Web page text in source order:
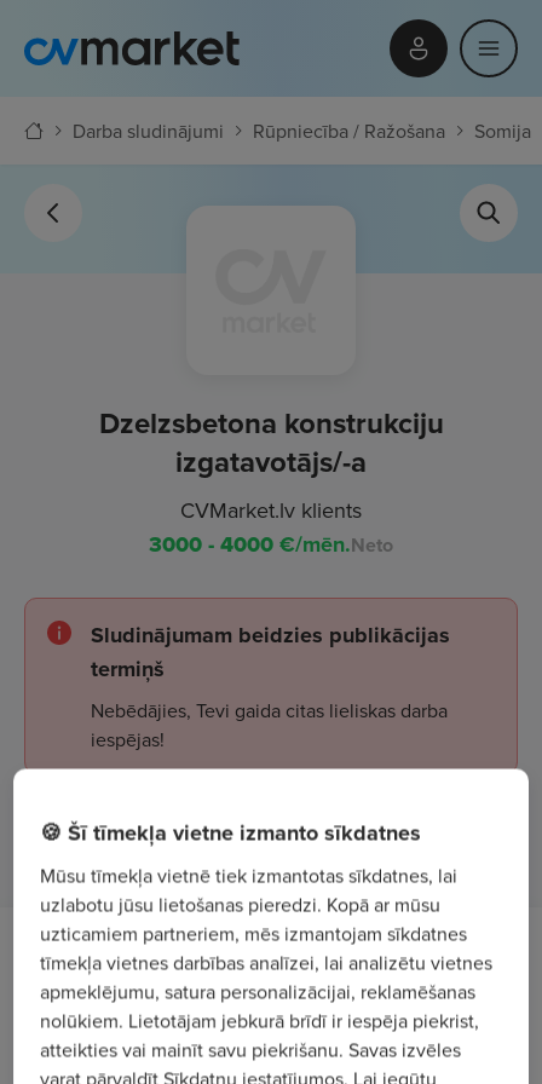
Darba sludinājumi Rūpniecība / Ražošana Somija
Dzelzsbetona konstrukciju
izgatavotājs/-a
CVMarket.lv klients
3000 - 4000€/mēn.Neto
Sludinājumam beidzies publikācijas
termiņš
Nebēdājies, Tevi gaida citas lieliskas darba
iespējas!
Apskatīt sludinājumus
Darba apraksts
"EstEmploy OÜ"ir starptautisks darbaspēka
nodrošināšanas uzņēmums ar veiksmīgu darba
🍪 Šī tīmekļa vietne izmanto sīkdatnes
Mūsu tīmekļa vietnē tiek izmantotas sīkdatnes, lai
uzlabotu jūsu lietošanas pieredzi. Kopā ar mūsu
uzticamiem partneriem, mēs izmantojam sīkdatnes
tīmekļa vietnes darbības analīzei, lai analizētu vietnes
apmeklējumu, satura personalizācijai, reklamēšanas
nolūkiem. Lietotājam jebkurā brīdī ir iespēja piekrist,
atteikties vai mainīt savu piekrišanu. Savas izvēles
varat pārvaldīt Sīkdatņu iestatījumos. Lai iegūtu